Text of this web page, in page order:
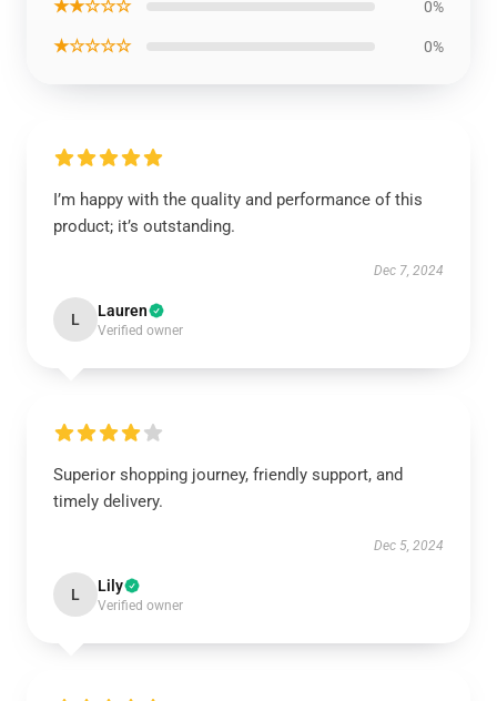
★★☆☆☆ 0%
★☆☆☆☆ 0%
I’m happy with the quality and performance of this
product; it’s outstanding.
Dec 7, 2024
L Lauren
Verified owner
Superior shopping journey, friendly support, and
timely delivery.
Dec 5, 2024
L Lily
Verified owner